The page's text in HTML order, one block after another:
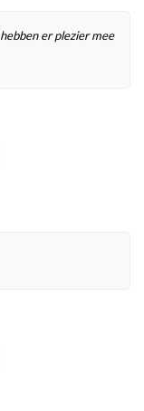
er plezier mee